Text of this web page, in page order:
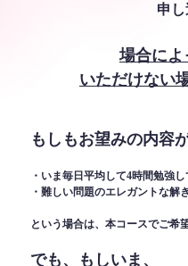
申
場合によ
いただけない
もしもお望みの内容が
・いま毎日平均して4時間勉強
・難しい問題のエレガントな解
という場合は、本コースでご希
でも、もしいま、